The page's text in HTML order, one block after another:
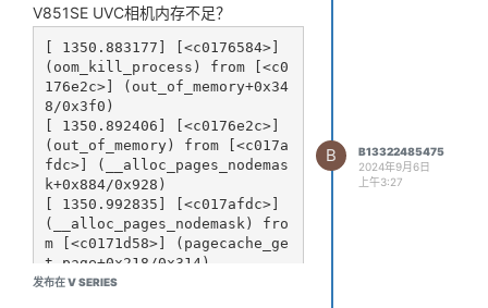
typedef struct DemoPlayerContext
TPlayer* mTPlayer;
int mSeekable;
int mError;
int mVideoFrameNum;
bool mPreparedFlag;
bool mLoopFlag;
bool mSetLoop;
bool mComplete;
char mUrl[512];
MediaInfo* mMediaInfo;
char
V851SE UVC相机内存不足？
[ 1350.883177] [<c0176584>]
(oom_kill_process) from [<c0
176e2c>] (out_of_memory+0x34
8/0x3f0)
[ 1350.892406] [<c0176e2c>]
(out_of_memory) from [<c017a
fdc>] (__alloc_pages_nodemas
k+0x884/0x928)
[ 1350.992835] [<c017afdc>]
(__alloc_pages_nodemask) fro
m [<c0171d58>] (pagecache_ge
t_page+0x218/0x314)
[ 1351.052831] [<c0171d58>]
发布在 V SERIES
B
B13322485475
2024年9月6日
上午3:27